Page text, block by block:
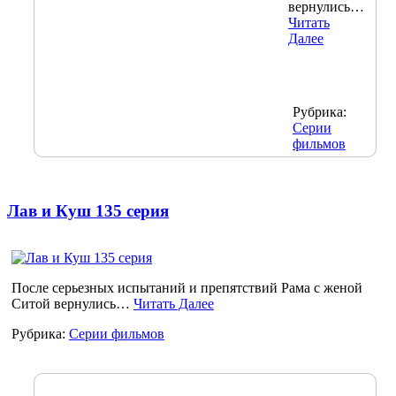
вернулись…
Читать
Далее
Рубрика:
Серии
фильмов
Лав и Куш 135 серия
После серьезных испытаний и препятствий Рама с женой
Ситой вернулись… Читать Далее
Рубрика: Серии фильмов